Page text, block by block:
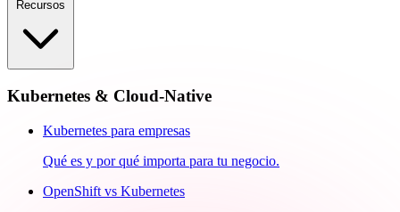
Kubernetes & Cloud-Native
Kubernetes para empresas
Qué es y por qué importa para tu negocio.
OpenShift vs Kubernetes